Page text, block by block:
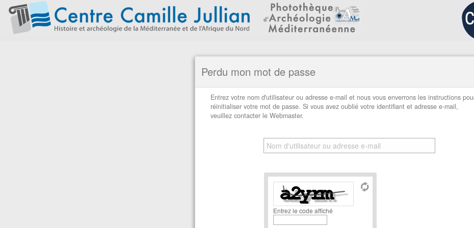
Perdu mon mot de passe
Entrez votre nom d'utilisateur ou adresse e-mail et nous vous enverrons les instructions
réinitialiser votre mot de passe. Si vous avez oublié votre identifiant et adresse e-mail,
veuillez contacter le Webmaster.
Entrez le code affiché